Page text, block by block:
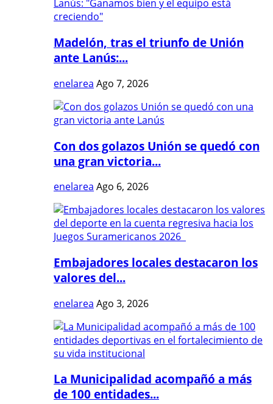
Madelón, tras el triunfo de Unión
ante Lanús:...
enelarea Ago 7, 2026
Con dos golazos Unión se quedó con
una gran victoria...
enelarea Ago 6, 2026
Embajadores locales destacaron los
valores del...
enelarea Ago 3, 2026
La Municipalidad acompañó a más
de 100 entidades...